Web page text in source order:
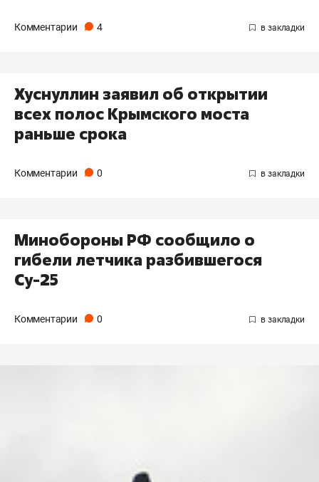
Комментарии 4
Хуснуллин заявил об открытии
всех полос Крымского моста
раньше срока
Комментарии 0
Минобороны РФ сообщило о
гибели летчика разбившегося
Су-25
Комментарии 0